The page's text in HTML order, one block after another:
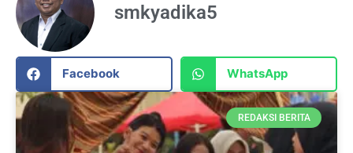
smkyadika5
Facebook WhatsApp
REDAKSI BERITA